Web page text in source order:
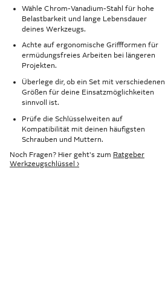
Wähle Chrom-Vanadium-Stahl für hohe
Belastbarkeit und lange Lebensdauer
deines Werkzeugs.
Achte auf ergonomische Griffformen für
ermüdungsfreies Arbeiten bei längeren
Projekten.
Überlege dir, ob ein Set mit verschiedenen
Größen für deine Einsatzmöglichkeiten
sinnvoll ist.
Prüfe die Schlüsselweiten auf
Kompatibilität mit deinen häufigsten
Schrauben und Muttern.
Noch Fragen? Hier geht's zum Ratgeber
Werkzeugschlüssel ›